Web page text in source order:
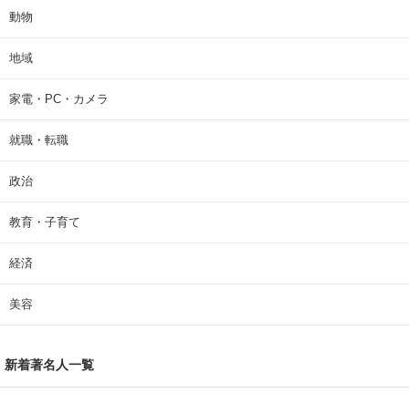
動物
地域
家電・PC・カメラ
就職・転職
政治
教育・子育て
経済
美容
新着著名人一覧